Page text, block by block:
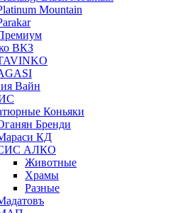
Mountain
ВКЗ
Вайн
Коньяки
Бренди
КД
АЛКО
Животные
Храмы
Разные